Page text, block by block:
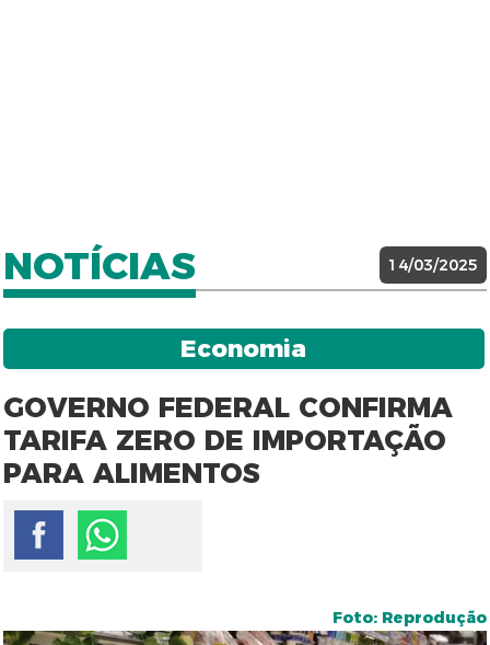
NOTÍCIAS 14/03/2025
Economia
GOVERNO FEDERAL CONFIRMA
TARIFA ZERO DE IMPORTAÇÃO
PARA ALIMENTOS
Foto: Reprodução